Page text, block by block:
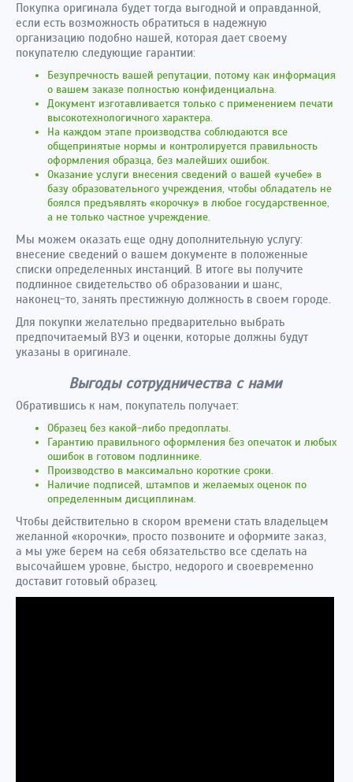
Покупка оригинала будет тогда выгодной и оправданной,
если есть возможность обратиться в надежную
организацию подобно нашей, которая дает своему
покупателю следующие гарантии:
Безупречность вашей репутации, потому как информация
о вашем заказе полностью конфиденциальна.
Документ изготавливается только с применением печати
высокотехнологичного характера.
На каждом этапе производства соблюдаются все
общепринятые нормы и контролируется правильность
оформления образца, без малейших ошибок.
Оказание услуги внесения сведений о вашей «учебе» в
базу образовательного учреждения, чтобы обладатель не
боялся предъявлять «корочку» в любое государственное,
а не только частное учреждение.
Мы можем оказать еще одну дополнительную услугу:
внесение сведений о вашем документе в положенные
списки определенных инстанций. В итоге вы получите
подлинное свидетельство об образовании и шанс,
наконец-то, занять престижную должность в своем городе.
Для покупки желательно предварительно выбрать
предпочитаемый ВУЗ и оценки, которые должны будут
указаны в оригинале.
Выгоды сотрудничества с нами
Обратившись к нам, покупатель получает:
Образец без какой-либо предоплаты.
Гарантию правильного оформления без опечаток и любых
ошибок в готовом подлиннике.
Производство в максимально короткие сроки.
Наличие подписей, штампов и желаемых оценок по
определенным дисциплинам.
Чтобы действительно в скором времени стать владельцем
желанной «корочки», просто позвоните и оформите заказ,
а мы уже берем на себя обязательство все сделать на
высочайшем уровне, быстро, недорого и своевременно
доставит готовый образец.